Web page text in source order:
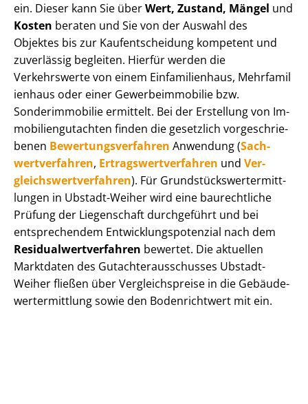
ein. Dieser kann Sie überWert, Zustand, Mängel und
Kosten beraten und Sie von der Auswahl des
Objektes bis zur Kauf­ent­schei­dung kompetent und
zuverlässig begleiten. Hierfür werden die
Verkehrswerte von einem Einfamilienhaus, Mehr­fa­mi­l
i­en­haus oder einer Ge­wer­be­im­mo­bi­lie bzw.
Sonderimmobilie ermittelt. Bei der Erstellung von Im­
mo­bi­li­en­gut­ach­ten finden die gesetzlich vor­ge­schrie­
be­nen Be­wer­tungs­ver­fah­ren Anwendung (Sach­
wert­ver­fah­ren, Er­trags­wert­ver­fah­ren und Ver­
gleichs­wert­ver­fah­ren). Für Grund­stücks­wert­ermitt­
lun­gen in Ubstadt-Weiher wird eine baurechtliche
Prüfung der Liegenschaft durchgeführt und bei
entsprechendem Ent­wick­lungs­po­ten­zi­al nach dem
Re­si­du­al­wert­ver­fah­ren bewertet. Die aktuellen
Marktdaten des Gut­ach­ter­aus­schus­ses Ubstadt-
Weiher fließen über Ver­gleichs­prei­se in die Ge­bäu­de­
wert­ermitt­lung sowie den Bodenrichtwert mit ein.